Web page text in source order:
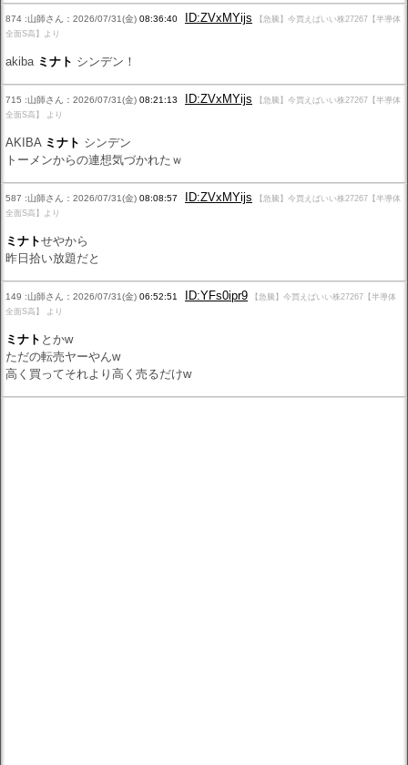
874 :山師さん：2026/07/31(金) 08:36:40 ID:ZVxMYijs
【急騰】今買えばいい株27267【半導体
全面S高】より
akiba ミナト シンデン！
715 :山師さん：2026/07/31(金) 08:21:13 ID:ZVxMYijs
【急騰】今買えばいい株27267【半導体
全面S高】 より
AKIBA ミナト シンデン
トーメンからの連想気づかれたｗ
587 :山師さん：2026/07/31(金) 08:08:57 ID:ZVxMYijs
【急騰】今買えばいい株27267【半導体
全面S高】より
ミナトせやから
昨日拾い放題だと
149 :山師さん：2026/07/31(金) 06:52:51 ID:YFs0ipr9
【急騰】今買えばいい株27267【半導体
全面S高】 より
ミナト とかw
ただの転売ヤーやんw
高く買ってそれより高く売るだけw